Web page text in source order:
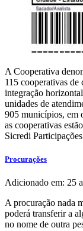
A Cooperativa
115 cooperativas
integração
unidades de
905 municípios, em
as cooperativas
Sicredi
Procurações
Adicionado em: 25
A procuração nada
poderá transferir a
no nome de outra